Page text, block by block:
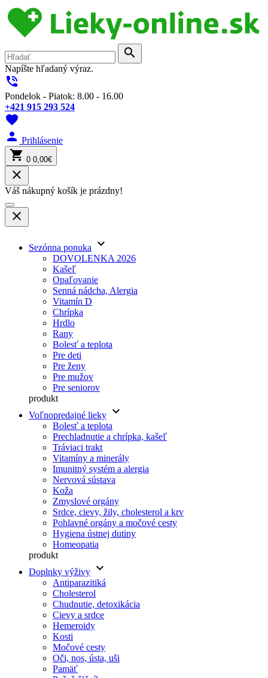
search
Napíšte hľadaný výraz.
phone_in_talk
Pondelok - Piatok: 8.00 - 16.00
+421 915 293 524
favorite
person Prihlásenie
shopping_cart 0 0,00€
close
Váš nákupný košík je prázdny!
close
Sezónna ponuka keyboard_arrow_down
DOVOLENKA 2026
Kašeľ
Opaľovanie
Senná nádcha, Alergia
Vitamín D
Chrípka
Hrdlo
Rany
Bolesť a teplota
Pre deti
Pre ženy
Pre mužov
Pre seniorov
produkt
Voľnopredajné lieky keyboard_arrow_down
Bolesť a teplota
Prechladnutie a chrípka, kašeľ
Tráviaci trakt
Vitamíny a minerály
Imunitný systém a alergia
Nervová sústava
Koža
Zmyslové orgány
Srdce, cievy, žily, cholesterol a krv
Pohlavné orgány a močové cesty
Hygiena ústnej dutiny
Homeopatia
produkt
Doplnky výživy keyboard_arrow_down
Antiparazitiká
Cholesterol
Chudnutie, detoxikácia
Cievy a srdce
Hemeroidy
Kosti
Močové cesty
Oči, nos, ústa, uši
Pamäť